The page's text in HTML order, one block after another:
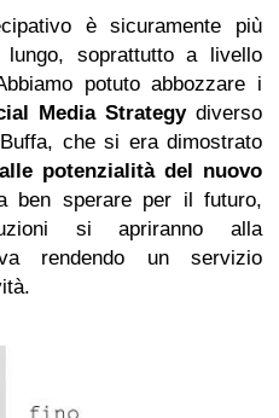
è sicuramente più
soprattutto a livello
potuto abbozzare i
Media Strategydiverso
che si era dimostrato
potenzialità del nuovo
ben sperare per il futuro,
si apriranno alla
rendendo un servizio